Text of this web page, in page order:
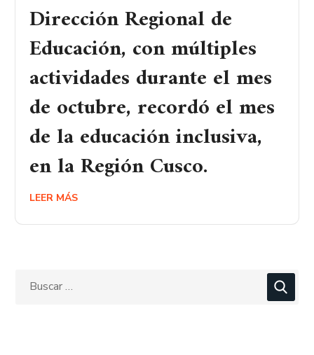
Dirección Regional de
Educación, con múltiples
actividades durante el mes
de octubre, recordó el mes
de la educación inclusiva,
en la Región Cusco.
LEER MÁS